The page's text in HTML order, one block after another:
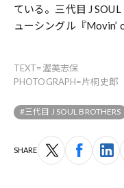
ている。三代目 J
ューシングル『Movin’
TEXT=渥美志保
PHOTOGRAPH=片桐史郎
#三代目 J SOUL BROTHERS
SHARE